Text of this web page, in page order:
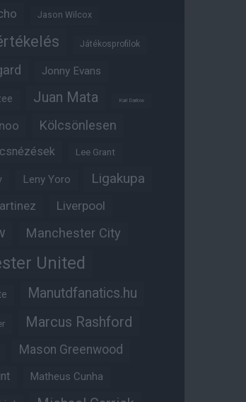
Jason Wilcox
Játékosprofilok
Jonny Evans
Juan Mata Karl Darlow
Kölcsönlesen
Lee Grant
Leny Yoro Ligakupa
Liverpool
Manchester City
United
Manutdfanatics.hu
Marcus Rashford
Mason Greenwood
Matheus Cunha